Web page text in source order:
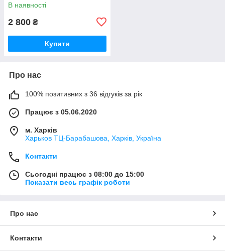
В наявності
2 800 ₴
Купити
Про нас
100% позитивних з 36 відгуків за рік
Працює з 05.06.2020
м. Харків
Харьков ТЦ-Барабашова, Харків, Україна
Контакти
Сьогодні працює з 08:00 до 15:00
Показати весь графік роботи
Про нас
Контакти